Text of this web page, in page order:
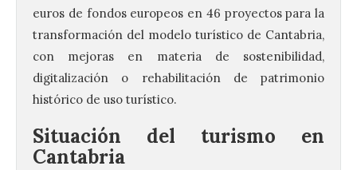
euros de fondos europeos en 46 proyectos para la
transformación del modelo turístico de Cantabria,
con mejoras en materia de sostenibilidad,
digitalización o rehabilitación de patrimonio
histórico de uso turístico.
Situación del turismo en
Cantabria